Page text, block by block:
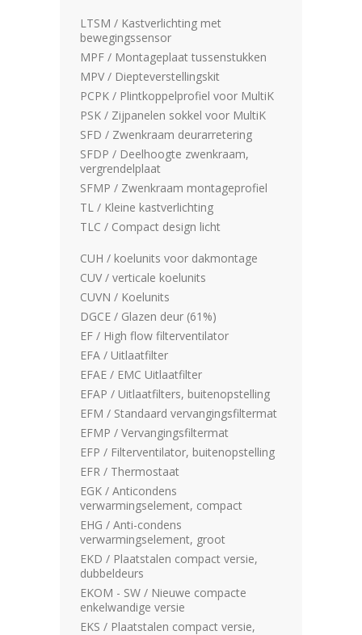
LTSM / Kastverlichting met
bewegingssensor
MPF / Montageplaat tussenstukken
MPV / Diepteverstellingskit
PCPK / Plintkoppelprofiel voor MultiK
PSK / Zijpanelen sokkel voor MultiK
SFD / Zwenkraam deurarretering
SFDP / Deelhoogte zwenkraam,
vergrendelplaat
SFMP / Zwenkraam montageprofiel
TL / Kleine kastverlichting
TLC / Compact design licht
CUH / koelunits voor dakmontage
CUV / verticale koelunits
CUVN / Koelunits
DGCE / Glazen deur (61%)
EF / High flow filterventilator
EFA / Uitlaatfilter
EFAE / EMC Uitlaatfilter
EFAP / Uitlaatfilters, buitenopstelling
EFM / Standaard vervangingsfiltermat
EFMP / Vervangingsfiltermat
EFP / Filterventilator, buitenopstelling
EFR / Thermostaat
EGK / Anticondens
verwarmingselement, compact
EHG / Anti-condens
verwarmingselement, groot
EKD / Plaatstalen compact versie,
dubbeldeurs
EKOM - SW / Nieuwe compacte
enkelwandige versie
EKS / Plaatstalen compact versie,